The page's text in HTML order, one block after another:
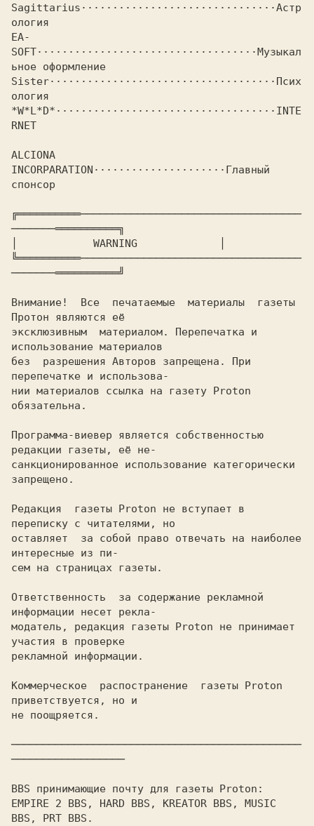
Sagittarius·······························Астр
EA-
SOFT···································Музыкал
Sister···································· Псих
*W*L*D*··································· INTE
RNET
ALCIONA
INCORPARATION····················· Главный
спонсор
╔══════════───────────────────────────────────
───────══════════╗
           WARNING
╚══════════───────────────────────────────────
───────══════════╝
Внимание!  Все  печатаемые  материалы  газеты
Протон являются её
эксклюзивным  материалом. Перепечатка и
использование материалов
без  разрешения Авторов запрещена. При
перепечатке и использова-
нии материалов ссылка на газету Proton
обязательна.
Программа-виевер является собственностью
редакции газеты, её не-
санкционированное использование категорически
запрещено.
Редакция  газеты Proton не вступает в
переписку с читателями, но
оставляет  за собой право отвечать на наиболее
интересные из пи-
сем на страницах газеты.
Ответственность  за содержание рекламной
информации несет рекла-
модатель, редакция газеты Proton не принимает
участия в проверке
рекламной информации.
Коммерческое  распостранение  газеты Proton
приветствуется, но и
не поощряется.
──────────────────────────────────────────────
──────────────────
BBS принимающие почту для газеты Proton:
EMPIRE 2 BBS, HARD BBS, KREATOR BBS, MUSIC